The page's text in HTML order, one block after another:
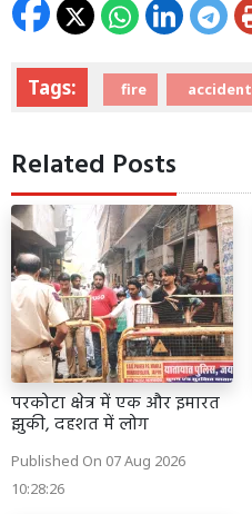
Tags: fire accident
Related Posts
परकोटा क्षेत्र में एक और इमारत
झुकी, दहशत में लोग
Published On 07 Aug 2026
10:28:26